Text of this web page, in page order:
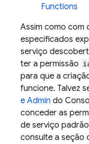
Functions
Assim como com
especificados
serviço
ter a permissão
para que a
funcione. Talvez
e Admin do
conceder as
de serviço
consulte a seção